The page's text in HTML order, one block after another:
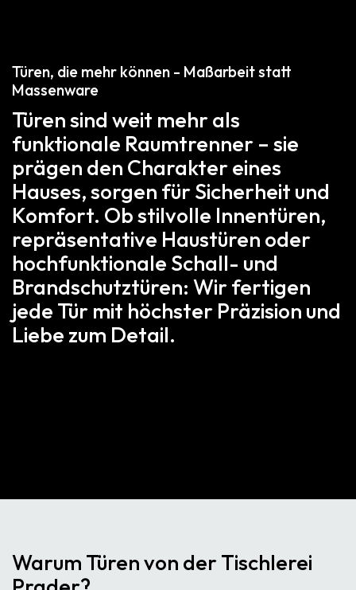
Türen, die mehr können - Maßarbeit statt
Massenware
Türen sind weit mehr als
funktionale Raumtrenner – sie
prägen den Charakter eines
Hauses, sorgen für Sicherheit und
Komfort. Ob stilvolle Innentüren,
repräsentative Haustüren oder
hochfunktionale Schall- und
Brandschutztüren: Wir fertigen
jede Tür mit höchster Präzision und
Liebe zum Detail.
Warum Türen von der Tischlerei